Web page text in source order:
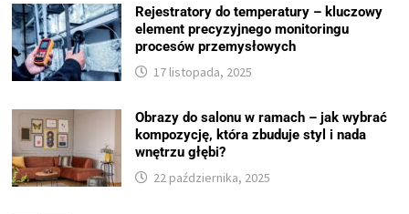
Rejestratory do temperatury – kluczowy
element precyzyjnego monitoringu
procesów przemysłowych
17 listopada, 2025
Obrazy do salonu w ramach – jak wybrać
kompozycję, która zbuduje styl i nada
wnętrzu głębi?
22 października, 2025